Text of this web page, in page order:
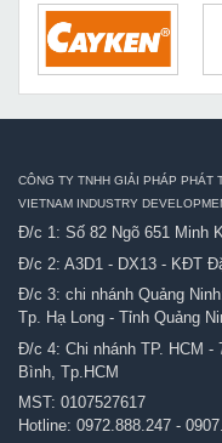
CÔNG TY TNHH GIẢI PHÁP PHÁT
VIETNAM INDUSTRY
Đ/c 1: Số 82 Ngõ 651 Minh
Đ/c 2: A3D1 - DX13 - KĐT
Đ/c 3: chi nhánh Quảng
Tp. Hạ Long - Tỉnh Quảng
Đ/c 4: Chi nhánh TP. HCM -
Bình, Tp.HCM
MST: 0107527617
Hotline: 0972.888.247 -